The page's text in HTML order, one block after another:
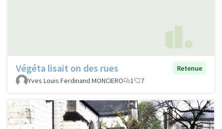
Végéta lisait on des rues
Retenue
Yves Louis Ferdinand MONCIERO
1 7